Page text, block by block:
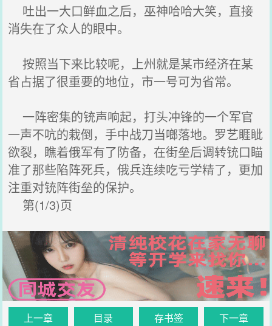
吐出一大口鲜血之后，巫神哈哈大笑，直接
消失在了众人的眼中。
按照当下来比较呢，上州就是某市经济在某
省占据了很重要的地位，市一号可为省常。
一阵密集的铳声响起，打头冲锋的一个军官
一声不吭的栽倒，手中战刀当啷落地。罗艺睚眦
欲裂，瞧着俄军有了防备，在街垒后调转铳口瞄
准了那些陷阵死兵，俄兵连续吃亏学精了，更加
注重对铳阵街垒的保护。
第(1/3)页
上一章 目录 存书签 下一章